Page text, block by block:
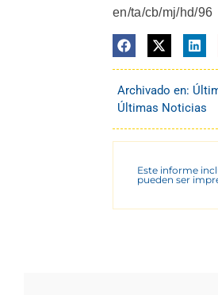
en/ta/cb/mj/hd/96
Archivado en:
Últimas Noticias
Este informe
pueden ser